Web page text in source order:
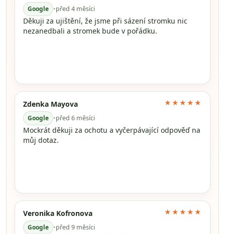
Google •před 4 měsíci
Děkuji za ujištění, že jsme při sázení stromku nic
nezanedbali a stromek bude v pořádku.
Zdenka Mayova
Google •před 6 měsíci
★★★★★
Mockrát děkuji za ochotu a vyčerpávající odpověď na
můj dotaz.
Veronika Kofronova
Google •před 9 měsíci
★★★★★